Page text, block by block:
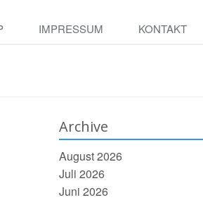
IMPRESSUM KONTAKT
Archive
August 2026
Juli 2026
Juni 2026